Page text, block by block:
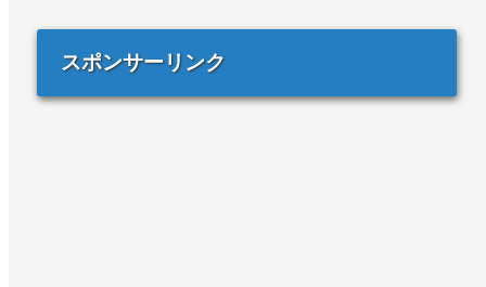
スポンサーリンク